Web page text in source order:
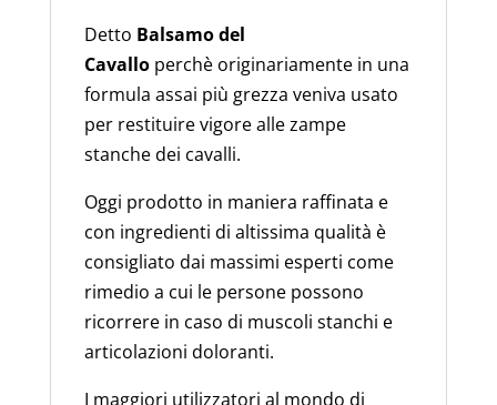
Detto Balsamo del
Cavallo perchè originariamente in una
formula assai più grezza veniva usato
per restituire vigore alle zampe
stanche dei cavalli.
Oggi prodotto in maniera raffinata e
con ingredienti di altissima qualità è
consigliato dai massimi esperti come
rimedio a cui le persone possono
ricorrere in caso di muscoli stanchi e
articolazioni doloranti.
I maggiori utilizzatori al mondo di